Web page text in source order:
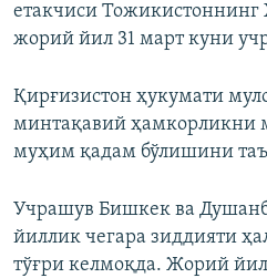
етакчиси
жорий йил 31 март куни
Қирғизистон ҳукумати
минтақавий ҳамкорликни
муҳим қадам бўлишини
Учрашув Бишкек ва
йиллик чегара зиддияти
тўғри келмоқда. Жорий